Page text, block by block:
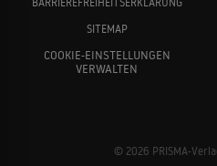
SITEMAP
COOKIE-EINSTELLUNGEN
VERWALTEN
© 2026 PRISMA-